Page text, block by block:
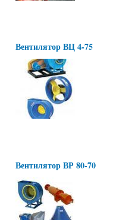
Вентилятор ВЦ 4-75
Вентилятор ВР 80-70